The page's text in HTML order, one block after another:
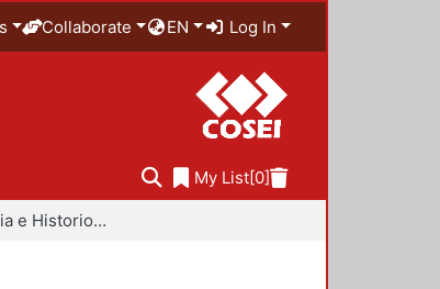
Collaborate EN Log In
My List[0]
Libros - Historia e Historiografía